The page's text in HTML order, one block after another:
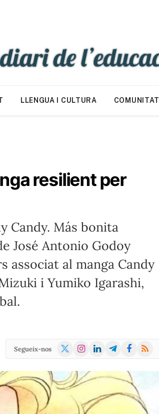
LLENGUA I CULTURA COMUNITAT
resilient per
Candy. Más bonita
José Antonio Godoy
associat al manga Candy
i Yumiko Igarashi,
Segueix-nos
X
Instagram
LinkedInTelegramFacebook
RSS